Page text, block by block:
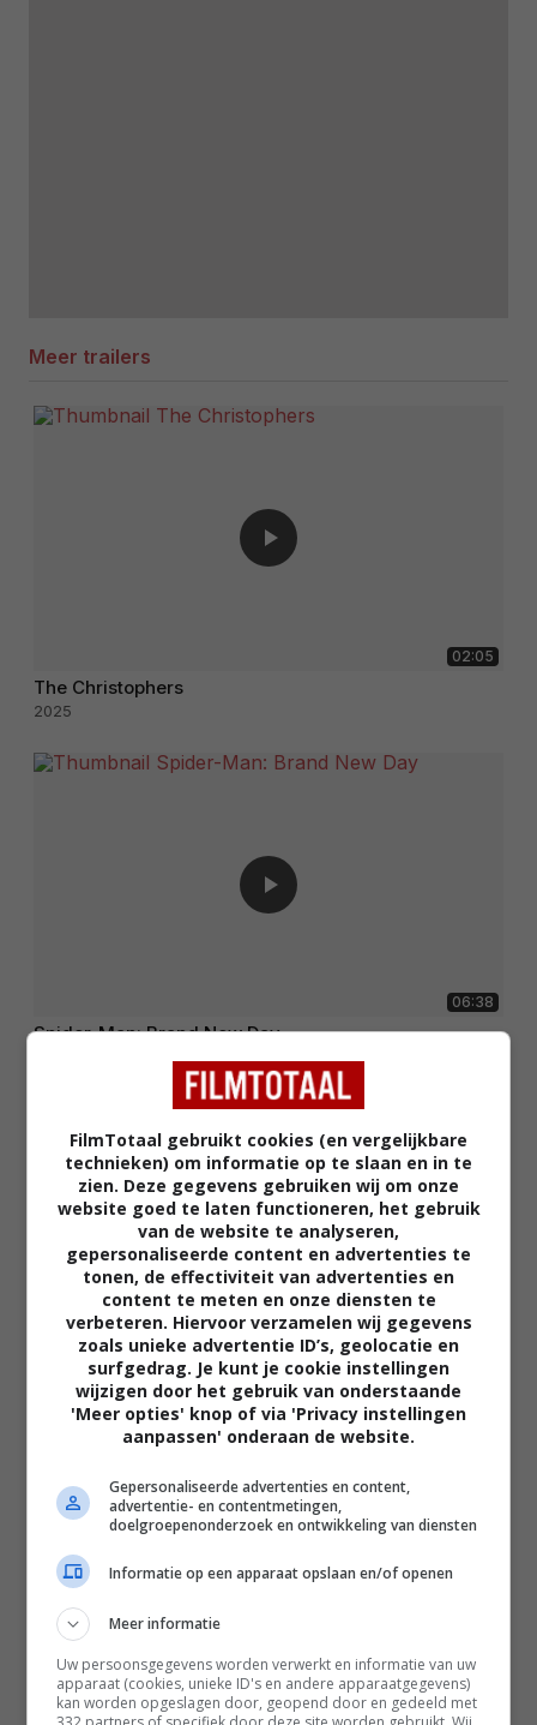
Meer trailers
02:05
The Christophers
2025
06:38
Spider-Man: Brand New Day
02:40
The Uprising
FilmTotaal gebruikt cookies (en vergelijkbare
technieken) om informatie op te slaan en in te
zien. Deze gegevens gebruiken wij om onze
website goed te laten functioneren, het gebruik
van de website te analyseren,
gepersonaliseerde content en advertenties te
tonen, de effectiviteit van advertenties en
content te meten en onze diensten te
verbeteren. Hiervoor verzamelen wij gegevens
zoals unieke advertentie ID’s, geolocatie en
surfgedrag. Je kunt je cookie instellingen
wijzigen door het gebruik van onderstaande
'Meer opties' knop of via 'Privacy instellingen
aanpassen' onderaan de website.
Gepersonaliseerde advertenties en content,
advertentie- en contentmetingen,
doelgroepenonderzoek en ontwikkeling van diensten
Informatie op een apparaat opslaan en/of openen
Meer informatie
Uw persoonsgegevens worden verwerkt en informatie van uw
apparaat (cookies, unieke ID's en andere apparaatgegevens)
kan worden opgeslagen door, geopend door en gedeeld met